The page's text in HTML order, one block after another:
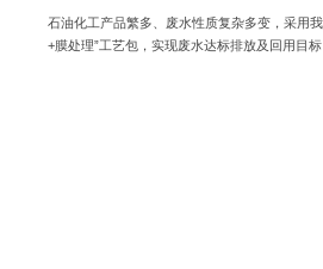
石油化工产品繁多、废水性质复杂多变，采用
+膜处理”工艺包，实现废水达标排放及回用目